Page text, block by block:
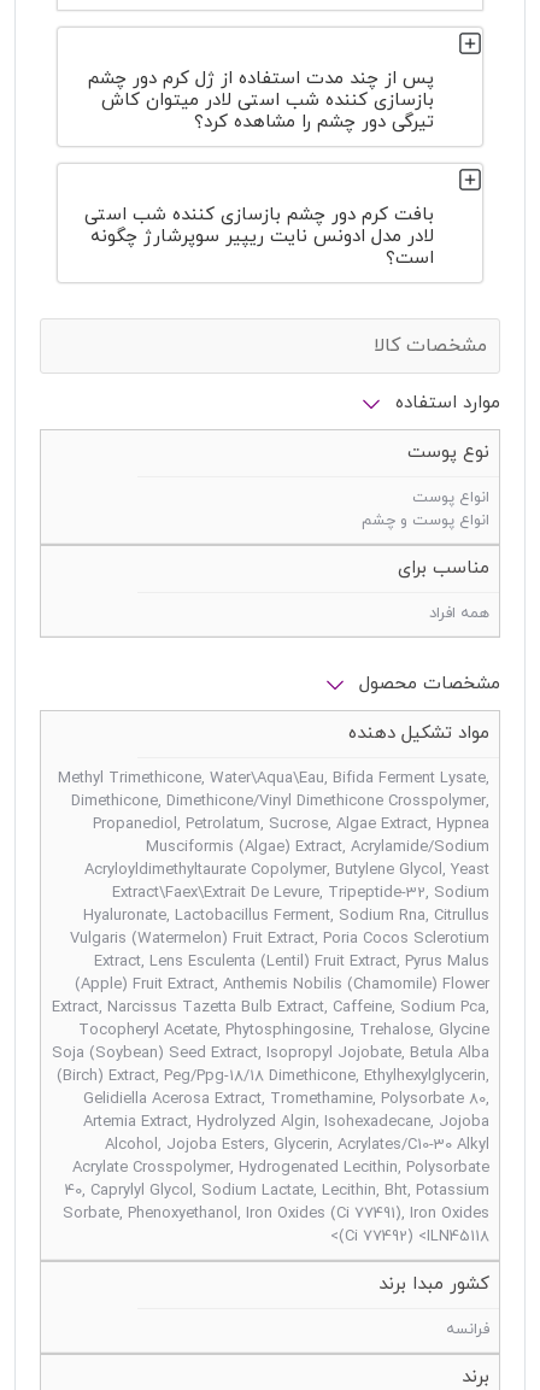
پس از چند مدت استفاده از ژل کرم دور چشم
بازسازی کننده شب استی لادر میتوان کاش
تیرگی دور چشم را مشاهده کرد؟
بافت کرم دور چشم بازسازی کننده شب استی
لادر مدل ادونس نایت ریپیر سوپرشارژ چگونه
است؟
مشخصات کالا
موارد استفاده
نوع پوست
انواع پوست
انواع پوست و چشم
مناسب برای
همه افراد
مشخصات محصول
مواد تشکیل دهنده
Methyl Trimethicone, Water\Aqua\Eau, Bifida Ferment Lysate,
Dimethicone, Dimethicone/Vinyl Dimethicone Crosspolymer,
Propanediol, Petrolatum, Sucrose, Algae Extract, Hypnea
Musciformis (Algae) Extract, Acrylamide/Sodium
Acryloyldimethyltaurate Copolymer, Butylene Glycol, Yeast
Extract\Faex\Extrait De Levure, Tripeptide-32, Sodium
Hyaluronate, Lactobacillus Ferment, Sodium Rna, Citrullus
Vulgaris (Watermelon) Fruit Extract, Poria Cocos Sclerotium
Extract, Lens Esculenta (Lentil) Fruit Extract, Pyrus Malus
(Apple) Fruit Extract, Anthemis Nobilis (Chamomile) Flower
Extract, Narcissus Tazetta Bulb Extract, Caffeine, Sodium Pca,
Tocopheryl Acetate, Phytosphingosine, Trehalose, Glycine
Soja (Soybean) Seed Extract, Isopropyl Jojobate, Betula Alba
(Birch) Extract, Peg/Ppg-18/18 Dimethicone, Ethylhexylglycerin,
Gelidiella Acerosa Extract, Tromethamine, Polysorbate 80,
Artemia Extract, Hydrolyzed Algin, Isohexadecane, Jojoba
Alcohol, Jojoba Esters, Glycerin, Acrylates/C10-30 Alkyl
Acrylate Crosspolymer, Hydrogenated Lecithin, Polysorbate
40, Caprylyl Glycol, Sodium Lactate, Lecithin, Bht, Potassium
Sorbate, Phenoxyethanol, Iron Oxides (Ci 77491), Iron Oxides
(Ci 77492) <ILN45118>
کشور مبدا برند
فرانسه
برند